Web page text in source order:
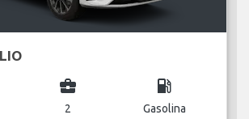
business_center
2
local_gas_station
Gasolina